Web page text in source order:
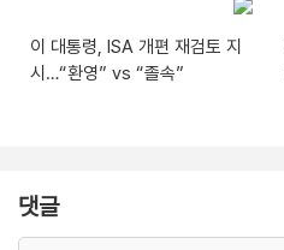
이 대통령, ISA 개편 재검토 지
시…“환영” vs “졸속”
댓글